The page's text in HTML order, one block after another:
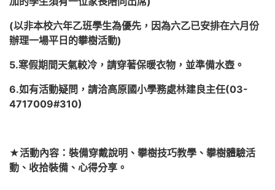
(以非本校六年乙班學生為優先，因為六乙已安排在六月份
辦理一場平日的攀樹活動)
5.寒假期間天氣較冷，請穿著保暖衣物，並準備水壺。
6.如有活動疑問，請洽高原國小學務處林建良主任(03-
4717009#310)
★活動內容：裝備穿戴說明、攀樹技巧教學、攀樹體驗活
動、收拾裝備、心得分享。